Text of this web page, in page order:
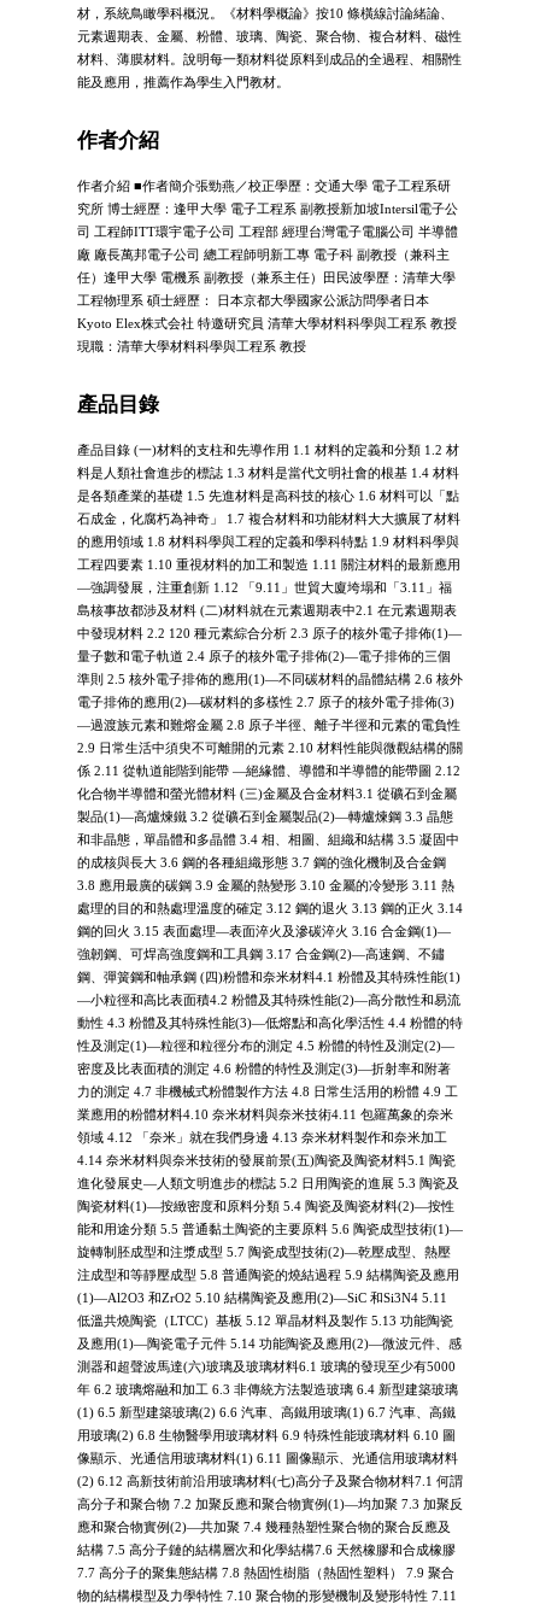
材，系統鳥瞰學科概況。《材料學概論》按10 條橫線討論緒論、
元素週期表、金屬、粉體、玻璃、陶瓷、聚合物、複合材料、磁性
材料、薄膜材料。說明每一類材料從原料到成品的全過程、相關性
能及應用，推薦作為學生入門教材。
作者介紹
作者介紹 ■作者簡介張勁燕／校正學歷：交通大學 電子工程系研
究所 博士經歷：逢甲大學 電子工程系 副教授新加坡Intersil電子公
司 工程師ITT環宇電子公司 工程部 經理台灣電子電腦公司 半導體
廠 廠長萬邦電子公司 總工程師明新工專 電子科 副教授（兼科主
任）逢甲大學 電機系 副教授（兼系主任）田民波學歷：清華大學
工程物理系 碩士經歷： 日本京都大學國家公派訪問學者日本
Kyoto Elex株式会社 特邀研究員 清華大學材料科學與工程系 教授
現職：清華大學材料科學與工程系 教授
產品目錄
產品目錄 (一)材料的支柱和先導作用 1.1 材料的定義和分類 1.2 材
料是人類社會進步的標誌 1.3 材料是當代文明社會的根基 1.4 材料
是各類產業的基礎 1.5 先進材料是高科技的核心 1.6 材料可以「點
石成金，化腐朽為神奇」 1.7 複合材料和功能材料大大擴展了材料
的應用領域 1.8 材料科學與工程的定義和學科特點 1.9 材料科學與
工程四要素 1.10 重視材料的加工和製造 1.11 關注材料的最新應用
—強調發展，注重創新 1.12 「9.11」世貿大廈垮塌和「3.11」福
島核事故都涉及材料 (二)材料就在元素週期表中2.1 在元素週期表
中發現材料 2.2 120 種元素綜合分析 2.3 原子的核外電子排佈(1)—
量子數和電子軌道 2.4 原子的核外電子排佈(2)—電子排佈的三個
準則 2.5 核外電子排佈的應用(1)—不同碳材料的晶體結構 2.6 核外
電子排佈的應用(2)—碳材料的多樣性 2.7 原子的核外電子排佈(3)
—過渡族元素和難熔金屬 2.8 原子半徑、離子半徑和元素的電負性
2.9 日常生活中須臾不可離開的元素 2.10 材料性能與微觀結構的關
係 2.11 從軌道能階到能帶 —絕緣體、導體和半導體的能帶圖 2.12
化合物半導體和螢光體材料 (三)金屬及合金材料3.1 從礦石到金屬
製品(1)—高爐煉鐵 3.2 從礦石到金屬製品(2)—轉爐煉鋼 3.3 晶態
和非晶態，單晶體和多晶體 3.4 相、相圖、組織和結構 3.5 凝固中
的成核與長大 3.6 鋼的各種組織形態 3.7 鋼的強化機制及合金鋼
3.8 應用最廣的碳鋼 3.9 金屬的熱變形 3.10 金屬的冷變形 3.11 熱
處理的目的和熱處理溫度的確定 3.12 鋼的退火 3.13 鋼的正火 3.14
鋼的回火 3.15 表面處理—表面淬火及滲碳淬火 3.16 合金鋼(1)—
強韌鋼、可焊高強度鋼和工具鋼 3.17 合金鋼(2)—高速鋼、不鏽
鋼、彈簧鋼和軸承鋼 (四)粉體和奈米材料4.1 粉體及其特殊性能(1)
—小粒徑和高比表面積4.2 粉體及其特殊性能(2)—高分散性和易流
動性 4.3 粉體及其特殊性能(3)—低熔點和高化學活性 4.4 粉體的特
性及測定(1)—粒徑和粒徑分布的測定 4.5 粉體的特性及測定(2)—
密度及比表面積的測定 4.6 粉體的特性及測定(3)—折射率和附著
力的測定 4.7 非機械式粉體製作方法 4.8 日常生活用的粉體 4.9 工
業應用的粉體材料4.10 奈米材料與奈米技術4.11 包羅萬象的奈米
領域 4.12 「奈米」就在我們身邊 4.13 奈米材料製作和奈米加工
4.14 奈米材料與奈米技術的發展前景(五)陶瓷及陶瓷材料5.1 陶瓷
進化發展史—人類文明進步的標誌 5.2 日用陶瓷的進展 5.3 陶瓷及
陶瓷材料(1)—按緻密度和原料分類 5.4 陶瓷及陶瓷材料(2)—按性
能和用途分類 5.5 普通黏土陶瓷的主要原料 5.6 陶瓷成型技術(1)—
旋轉制胚成型和注漿成型 5.7 陶瓷成型技術(2)—乾壓成型、熱壓
注成型和等靜壓成型 5.8 普通陶瓷的燒結過程 5.9 結構陶瓷及應用
(1)—Al2O3 和ZrO2 5.10 結構陶瓷及應用(2)—SiC 和Si3N4 5.11
低溫共燒陶瓷（LTCC）基板 5.12 單晶材料及製作 5.13 功能陶瓷
及應用(1)—陶瓷電子元件 5.14 功能陶瓷及應用(2)—微波元件、感
測器和超聲波馬達(六)玻璃及玻璃材料6.1 玻璃的發現至少有5000
年 6.2 玻璃熔融和加工 6.3 非傳統方法製造玻璃 6.4 新型建築玻璃
(1) 6.5 新型建築玻璃(2) 6.6 汽車、高鐵用玻璃(1) 6.7 汽車、高鐵
用玻璃(2) 6.8 生物醫學用玻璃材料 6.9 特殊性能玻璃材料 6.10 圖
像顯示、光通信用玻璃材料(1) 6.11 圖像顯示、光通信用玻璃材料
(2) 6.12 高新技術前沿用玻璃材料(七)高分子及聚合物材料7.1 何謂
高分子和聚合物 7.2 加聚反應和聚合物實例(1)—均加聚 7.3 加聚反
應和聚合物實例(2)—共加聚 7.4 幾種熱塑性聚合物的聚合反應及
結構 7.5 高分子鏈的結構層次和化學結構7.6 天然橡膠和合成橡膠
7.7 高分子的聚集態結構 7.8 熱固性樹脂（熱固性塑料） 7.9 聚合
物的結構模型及力學特性 7.10 聚合物的形變機制及變形特性 7.11